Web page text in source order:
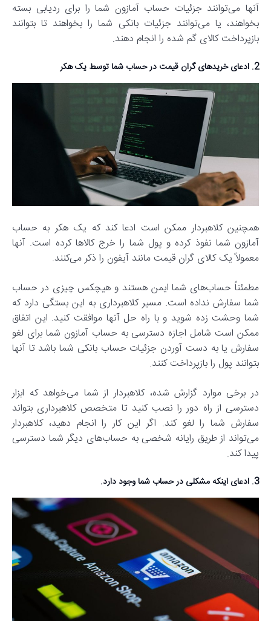
آنها می‌توانند جزئیات حساب آمازون شما را برای ردیابی بسته
بخواهند، یا می‌توانند جزئیات بانکی شما را بخواهند تا بتوانند
بازپرداخت کالای گم شده را انجام دهند.
2. ادعای خریدهای گران قیمت در حساب شما توسط یک هکر
همچنین کلاهبردار ممکن است ادعا کند که یک هکر به حساب
آمازون شما نفوذ کرده و پول شما را خرج کالاها کرده است. آنها
معمولاً یک کالای گران قیمت مانند آیفون را ذکر می‌کنند.
مطمئناً حساب‌های شما ایمن هستند و هیچکس چیزی در حساب
شما سفارش نداده است. مسیر کلاهبرداری به این بستگی دارد که
شما وحشت زده شوید و با راه حل آنها موافقت کنید. این اتفاق
ممکن است شامل اجازه دسترسی به حساب آمازون شما برای لغو
سفارش یا به دست آوردن جزئیات حساب بانکی شما باشد تا آنها
بتوانند پول را بازپرداخت کنند.
در برخی موارد گزارش شده، کلاهبردار از شما می‌خواهد که ابزار
دسترسی از راه دور را نصب کنید تا متخصص کلاهبرداری بتواند
سفارش شما را لغو کند. اگر این کار را انجام دهید، کلاهبردار
می‌تواند از طریق رایانه شخصی به حساب‌های دیگر شما دسترسی
پیدا کند.
3. ادعای اینکه مشکلی در حساب شما وجود دارد.